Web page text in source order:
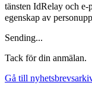
tänsten IdRelay och e-
egenskap av
Sending...
Tack för din anmälan.
Gå till